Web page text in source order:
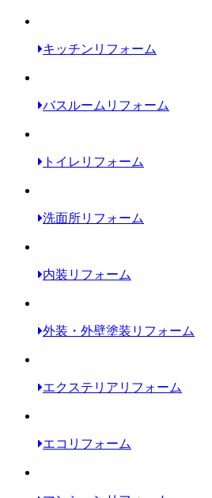
キッチンリフォーム
バスルームリフォーム
トイレリフォーム
洗面所リフォーム
内装リフォーム
外装・外壁塗装リフォーム
エクステリアリフォーム
エコリフォーム